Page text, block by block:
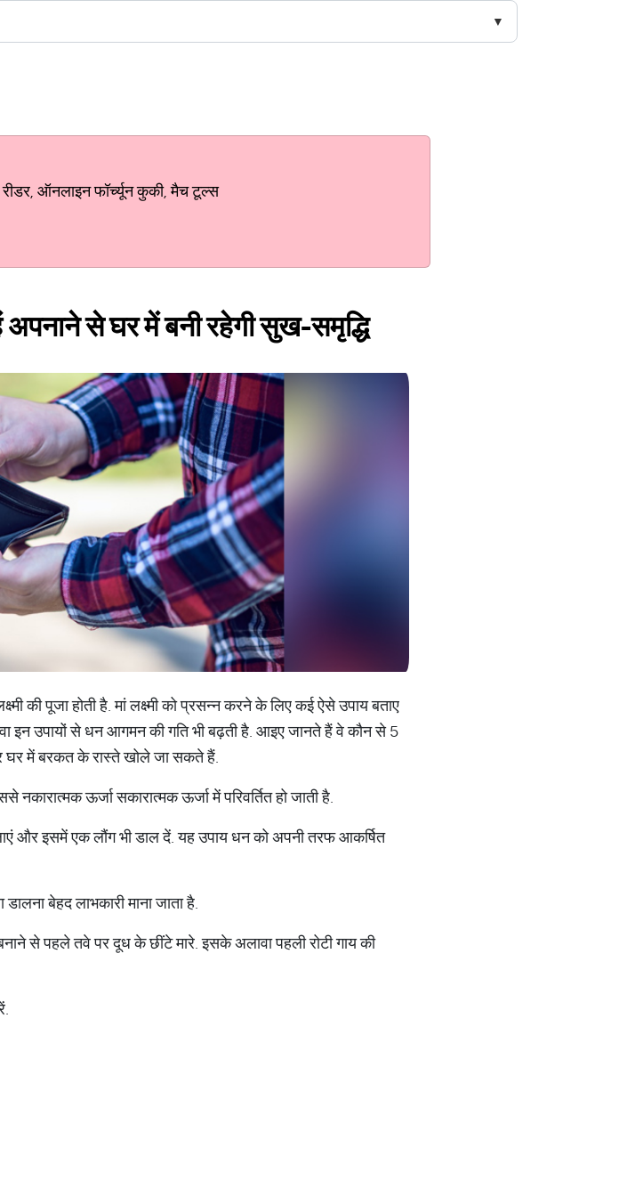
ऑनलाइन फॉर्च्यून कुकी, मैच टूल्स
से घर में बनी रहेगी सुख-समृद्धि
की पूजा होती है. मां लक्ष्मी को प्रसन्न करने के लिए कई ऐसे उपाय बताए
उपायों से धन आगमन की गति भी बढ़ती है. आइए जानते हैं वे कौन से 5
घर में बरकत के रास्ते खोले जा सकते हैं.
ऊर्जा सकारात्मक ऊर्जा में परिवर्तित हो जाती है.
और इसमें एक लौंग भी डाल दें. यह उपाय धन को अपनी तरफ आकर्षित
बेहद लाभकारी माना जाता है.
से पहले तवे पर दूध के छींटे मारे. इसके अलावा पहली रोटी गाय की